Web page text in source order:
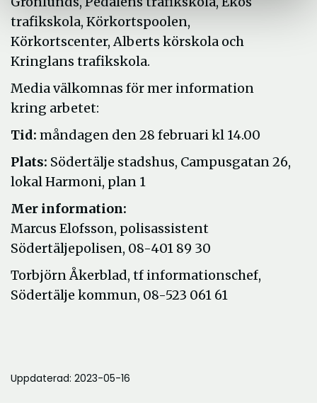
trafikskola, Körkortspoolen,
Körkortscenter, Alberts körskola och
Kringlans trafikskola.
Media välkomnas för mer information
kring arbetet:
Tid: måndagen den 28 februari kl 14.00
Plats: Södertälje stadshus, Campusgatan 26,
lokal Harmoni, plan 1
Mer information:
Marcus Elofsson, polisassistent
Södertäljepolisen, 08-401 89 30
Torbjörn Åkerblad, tf informationschef,
Södertälje kommun, 08-523 061 61
Uppdaterad: 2023-05-16